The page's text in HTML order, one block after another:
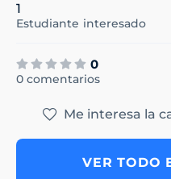
1
Estudiante interesado
0
0 comentarios
Me interesa la
VER TODO